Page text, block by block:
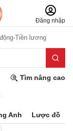
Đăng nhập
Tiền lương
Tìm nâng cao
Anh Lược đồ